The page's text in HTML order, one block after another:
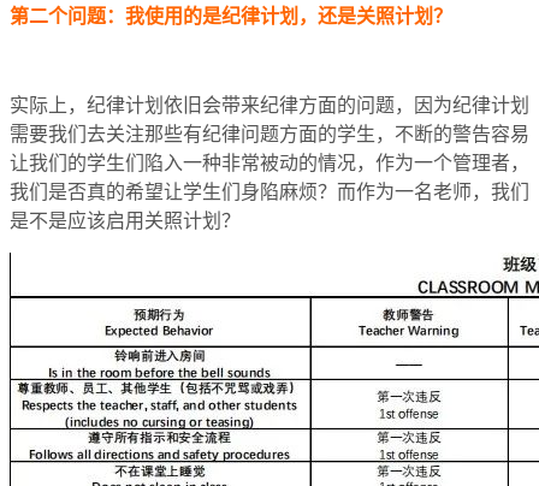
第二个问题：我使用的是纪律计划，还是关照计划？
实际上，纪律计划依旧会带来纪律方面的问题，因为纪律计划
需要我们去关注那些有纪律问题方面的学生，不断的警告容易
让我们的学生们陷入一种非常被动的情况，作为一个管理者，
我们是否真的希望让学生们身陷麻烦？而作为一名老师，我们
是不是应该启用关照计划？